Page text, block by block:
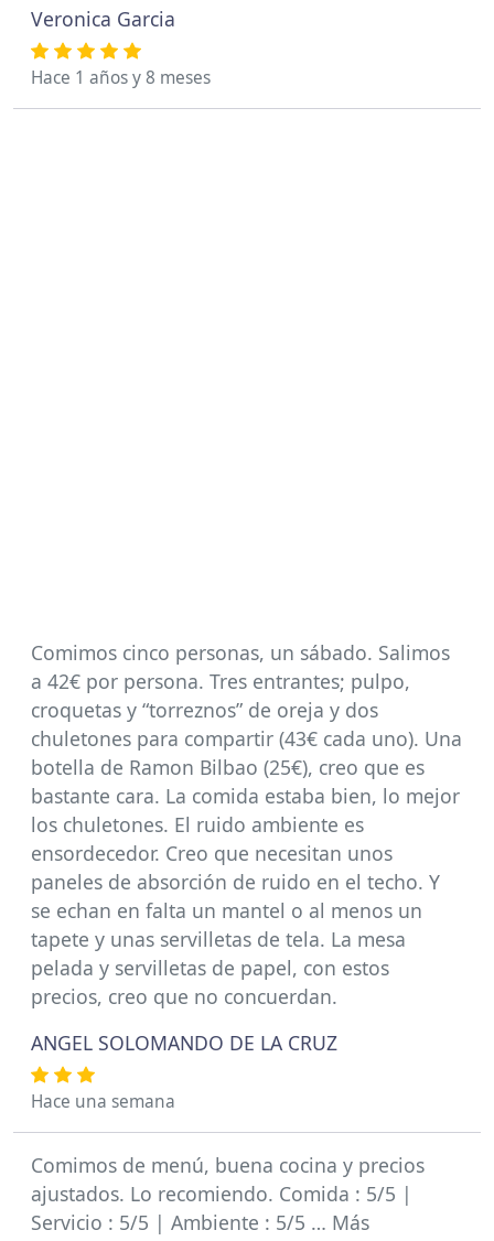
Veronica Garcia
Hace 1 años y 8 meses
Comimos cinco personas, un sábado. Salimos
a 42€ por persona. Tres entrantes; pulpo,
croquetas y “torreznos” de oreja y dos
chuletones para compartir (43€ cada uno). Una
botella de Ramon Bilbao (25€), creo que es
bastante cara. La comida estaba bien, lo mejor
los chuletones. El ruido ambiente es
ensordecedor. Creo que necesitan unos
paneles de absorción de ruido en el techo. Y
se echan en falta un mantel o al menos un
tapete y unas servilletas de tela. La mesa
pelada y servilletas de papel, con estos
precios, creo que no concuerdan.
ANGEL SOLOMANDO DE LA CRUZ
Hace una semana
Comimos de menú, buena cocina y precios
ajustados. Lo recomiendo. Comida : 5/5 |
Servicio : 5/5 | Ambiente : 5/5 … Más